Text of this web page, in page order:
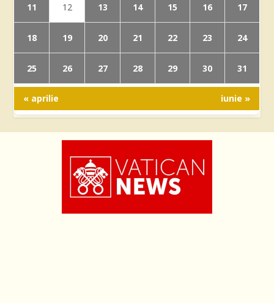
11 12 13 14 15 16 17
18 19 20 21 22 23 24
25 26 27 28 29 30 31
« aprilie iunie »